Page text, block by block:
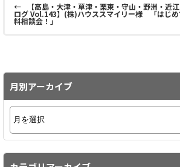
← 【高島・大津・草津・栗東・守山・野洲・近
ログ Vol.143】(株)ハウススマイリー様 「はじめ
料相談会！」
月別アーカイブ